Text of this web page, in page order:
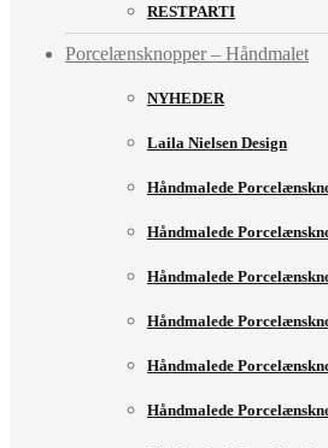
RESTPARTI
Porcelænsknopper – Håndmalet
NYHEDER
Laila Nielsen Design
Håndmalede
Håndmalede
Håndmalede
Håndmalede
Håndmalede
Håndmalede